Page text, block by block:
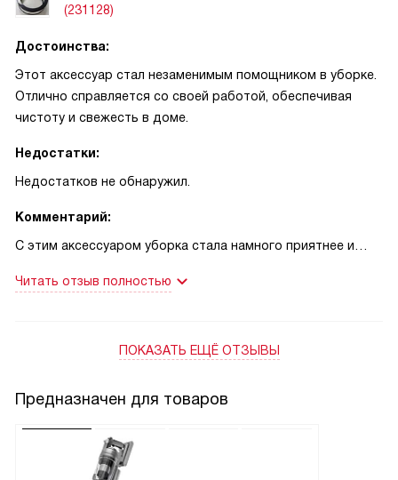
(231128)
Достоинства:
Этот аксессуар стал незаменимым помощником в уборке.
Отлично справляется со своей работой, обеспечивая
чистоту и свежесть в доме.
Недостатки:
Недостатков не обнаружил.
Комментарий:
С этим аксессуаром уборка стала намного приятнее и
превосходную фильтрацию воздуха, что особенно важно
Раньше, даже после уборки, на полу оставались мелкие
глазами, но они были там. Теперь же, благодаря этому
аксессуару, такой проблемы нет.
Читать отзыв полностью
ПОКАЗАТЬ ЕЩЁ ОТЗЫВЫ
Предназначен для товаров